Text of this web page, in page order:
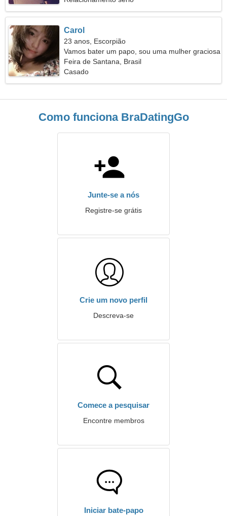
Carol
23 anos, Escorpião
Vamos bater um papo, sou uma mulher graciosa
Feira de Santana, Brasil
Casado
Como funciona BraDatingGo
Junte-se a nós
Registre-se grátis
Crie um novo perfil
Descreva-se
Comece a pesquisar
Encontre membros
Iniciar bate-papo